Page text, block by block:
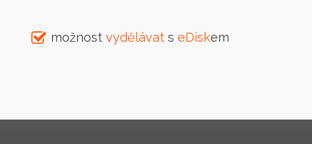
možnost vydělávats eDiskem